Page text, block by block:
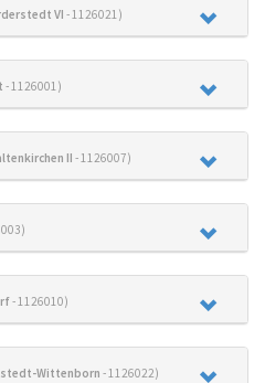
VI - 1126021)
- 1126001)
II - 1126007)
- 1126010)
Wittenborn - 1126022)